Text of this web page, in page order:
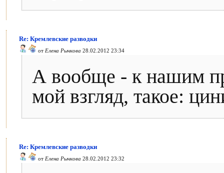
Re: Кремлевские разводки
от Елена Рычкова 28.02.2012 23:34
А вообще - к нашим
мой взгляд, такое:
Re: Кремлевские разводки
от Елена Рычкова 28.02.2012 23:32